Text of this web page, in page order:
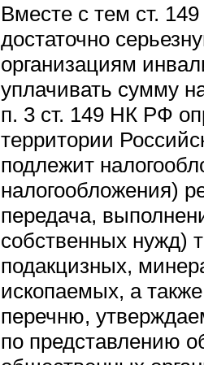
Вместе с тем ст.
достаточно
организациям
уплачивать сумму
п. 3 ст. 149 НК РФ
территории
подлежит
налогообложения)
передача,
собственных нужд)
подакцизных,
ископаемых, а
перечню,
по представлению